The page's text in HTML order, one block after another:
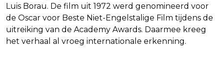
Luis Borau. De film uit 1972 werd genomineerd voor
de Oscar voor Beste Niet-Engelstalige Film tijdens de
uitreiking van de Academy Awards. Daarmee kreeg
het verhaal al vroeg internationale erkenning.